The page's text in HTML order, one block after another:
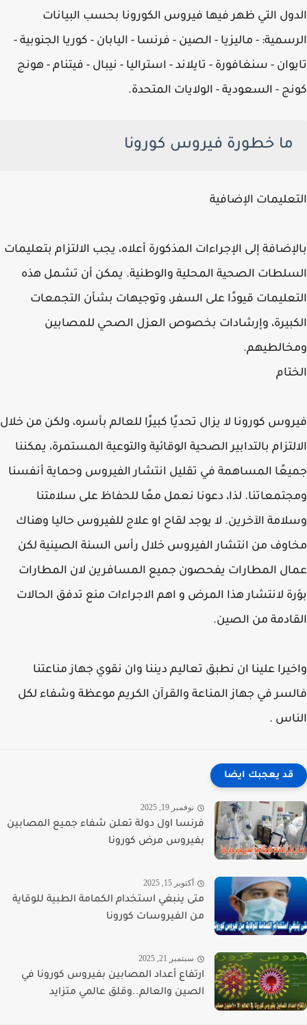
التي ظهر فيها فيروس الكورونا بحسب البيانات
- ماليزيا - الصين - فرنسا - اليابان - كوريا الجنوبية -
- سنغافورة - تايلاند - استراليا - نيبال - فيتنام - هونج
- السعودية - الولايات المتحدة.
ما خطورة فيروس كورونا
الإضافية
إلى الإجراءات المذكورة أعلاه، يجب الالتزام بتعليمات
الصحية المحلية والوطنية. يمكن أن تشمل هذه
قيودًا على السفر، وتوجيهات بشأن التجمعات
وإرشادات بخصوص العزل الصحي للمصابين
كورونا لا يزال تحديًا كبيرًا للعالم بأسره، ولكن من خلال
بالتدابير الصحية الوقائية والتوعية المستمرة، يمكننا
المساهمة في تقليل انتشار الفيروس وحماية أنفسنا
لذا، دعونا نعمل معًا للحفاظ على سلامتنا
الآخرين. لا يوجد لقاح او علاج للفيروس حاليا وهناك
من انتشار الفيروس خلال رأس السنة الصينية لكن
المطارات يفحصون جميع المسافرين لان المطارات
لانتشار هذا المرض و اهم الاجراءات منع تدفق الحالات
من الصين.
علينا ان نطبق تعاليم ديننا وان نقوي جهاز مناعتنا
في جهاز المناعة والقرآن الكريم موعظة وشفاء لكل
.
قد يعجبك ايضا
نوفمبر 19, 2025
فرنسا اول دولة تعلن شفاء جميع المصابين
بفيروس مرض كورونا
أكتوبر 15, 2025
متى ينبغي استخدام الكمامة الطبية للوقاية
من الفيروسات كورونا
سبتمبر 21, 2025
ارتفاع أعداد المصابين بفيروس كورونا في
الصين والعالم..وقلق عالمي متزايد